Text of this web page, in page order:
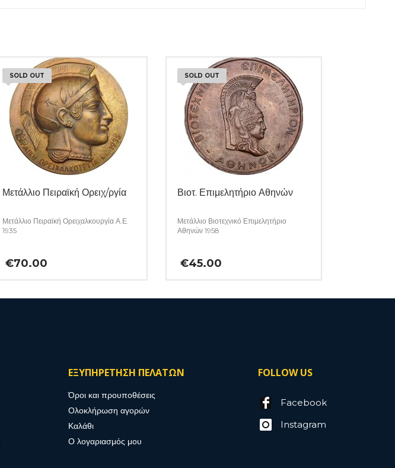
SOLD OUT
Μετάλλιο Πειραϊκή Ορειχ/ργία
Μετάλλιο Πειραϊκή Ορειχαλκουργία Α.Ε.
1935
€70.00
SOLD OUT
Βιοτ. Επιμελητήριο Αθηνών
Μετάλλιο Βιοτεχνικό Επιμελητήριο
Αθηνών 1958
€45.00
ΕΞΥΠΗΡΕΤΗΣΗ ΠΕΛΑΤΩΝ
Όροι και προυποθέσεις
Ολοκλήρωση αγορών
Καλάθι
Ο λογαριασμός μου
FOLLOW US
Facebook
Instagram